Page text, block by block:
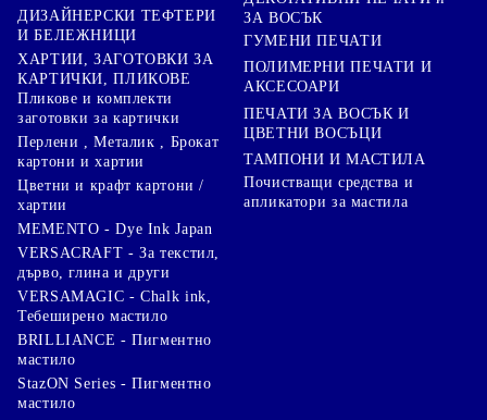
ДИЗАЙНЕРСКИ ТЕФТЕРИ
И БЕЛЕЖНИЦИ
ХАРТИИ, ЗАГОТОВКИ ЗА
КАРТИЧКИ, ПЛИКОВЕ
Пликове и комплекти
заготовки за картички
Перлени , Металик , Брокат
картони и хартии
Цветни и крафт картони /
хартии
ЗА ВОСЪК
ГУМЕНИ ПЕЧАТИ
ПОЛИМЕРНИ ПЕЧАТИ И
АКСЕСОАРИ
ПЕЧАТИ ЗА ВОСЪК И
ЦВЕТНИ ВОСЪЦИ
ТАМПОНИ И МАСТИЛА
Почистващи средства и
апликатори за мастила
MEMENTO - Dye Ink Japan
VERSACRAFT - За текстил,
дърво, глина и други
VERSAMAGIC - Chalk ink,
Тебеширено мастило
BRILLIANCE - Пигментно
мастило
StazON Series - Пигментно
мастило